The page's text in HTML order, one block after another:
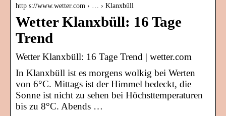
http s://www.wetter.com › … › Klanxbüll
Wetter Klanxbüll: 16 Tage
Trend
Wetter Klanxbüll: 16 Tage Trend | wetter.com
In Klanxbüll ist es morgens wolkig bei Werten
von 6°C. Mittags ist der Himmel bedeckt, die
Sonne ist nicht zu sehen bei Höchsttemperaturen
bis zu 8°C. Abends …